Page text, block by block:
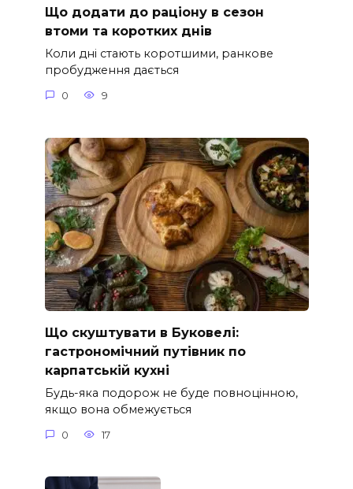
Що додати до раціону в сезон
втоми та коротких днів
Коли дні стають коротшими, ранкове
пробудження дається
0 9
Що скуштувати в Буковелі:
гастрономічний путівник по
карпатській кухні
Будь-яка подорож не буде повноцінною,
якщо вона обмежується
0 17